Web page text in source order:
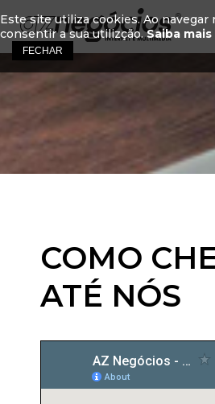
COMO
ATÉ NÓS
Este site utiliza cookies. Ao navegar
consentir a sua utilizção.Saiba